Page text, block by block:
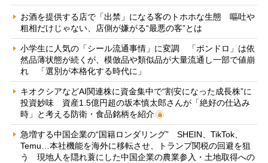
お酒を提供する店で「出禁」になる客のトホホな生態 嘔吐や
粗相だけじゃない、店側が嫌がる“最悪の客”とは
小学生に人気の「シール流通事情」に変調 「ボンドロ」は依
然品薄状態が続くが、模倣品や類似品が大量流通し一部で値崩
れ 「選別が本格化する時代に」
キオクシアなどAI関連株に資金集中で“割安になった成長株”に
投資妙味 資産1.5億円超の坂本慎太郎さんが「絶好の仕込み
時」と考える防衛・食品銘柄を紹介
急増する中国企業の“国籍ロンダリング” SHEIN、TikTok、
Temu…本社機能を海外に移転させ、トランプ関税の回避を狙
う 現地人を隠れ蓑にした中国企業の農業参入・土地取得への